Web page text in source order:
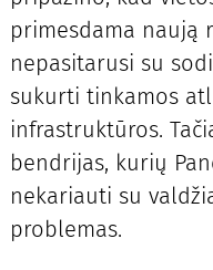
primesdama naują
nepasitarusi su
sukurti tinkamos
infrastruktūros.
bendrijas, kurių
nekariauti su
problemas.